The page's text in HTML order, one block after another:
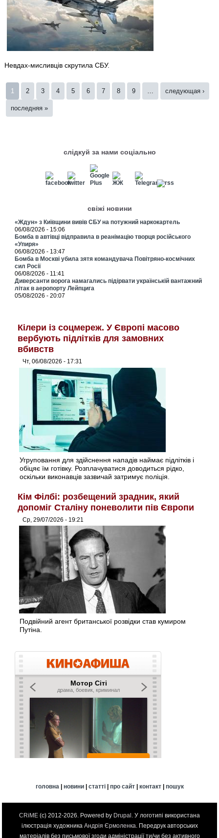
Невдах-мисливців скрутила СБУ.
Страницы
1 2 3 4 5 6 7 8 9 … следующая ›
последняя »
слідкуй за нами соціально
свіжі новини
«Ждун» з Київщини вивів СБУ на потужний наркокартель
06/08/2026 - 15:06
Бомба в автівці відправила в реанімацію творця російського
«Упиря»
06/08/2026 - 13:47
Бомба в Москві убила зятя командувача Повітряно-космічних
сил Росії
06/08/2026 - 11:41
Диверсанти ворога намагались підірвати українській вантажний
літак в аеропорту Лейпцига
05/08/2026 - 20:07
Кілери із соцмереж. У Європі масово
вербують підлітків для замовних
вбивств
Чт, 06/08/2026 - 17:31
Угруповання для здійснення нападів наймає підлітків і
обіцяє їм готівку. Розплачуватися доводиться рідко,
оскільки виконавців зазвичай затримує поліція.
Кім Філбі: розбещений зрадник, який
допоміг Сталіну поневолити пів Європи
Ср, 29/07/2026 - 19:21
Подвійний агент британської розвідки став кумиром
Путіна.
головна | новини| статті| про сайт| контакт| пошук
CRiME (c) 2012-2026. Powered by Drupal . У логотипі використана
ілюстрація художника Андрія Єрмоленка . Передрук авторських
матеріалів без письмової згоди адміністрації ти/чи без активного